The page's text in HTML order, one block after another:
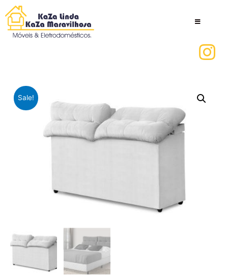
Sale!